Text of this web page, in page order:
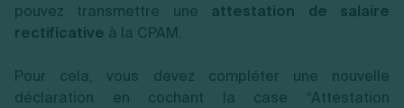
pouvez transmettre une attestation de salaire
rectificative à la CPAM.
Pour cela, vous devez compléter une nouvelle
déclaration en cochant la case “Attestation